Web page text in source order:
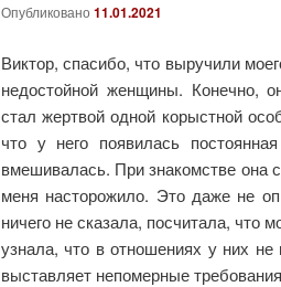
Опубликовано 11.01.2021
Виктор, спасибо, что выручили
недостойной женщины. Конечно,
стал жертвой одной корыстной
что у него появилась
вмешивалась. При знакомстве она
меня насторожило. Это даже не
ничего не сказала, посчитала, что
узнала, что в отношениях у них не
выставляет непомерные